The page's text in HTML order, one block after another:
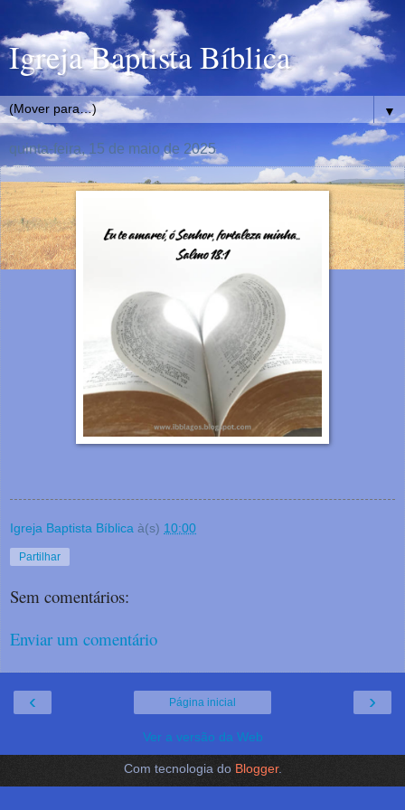
Igreja Baptista Bíblica
▼
quinta-feira, 15 de maio de 2025
Igreja Baptista Bíblica à(s) 10:00
Partilhar
Sem comentários:
Enviar um comentário
‹ ›
Página inicial
Ver a versão da Web
Com tecnologia do Blogger.